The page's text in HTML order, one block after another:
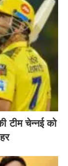
टीम चेन्नई को